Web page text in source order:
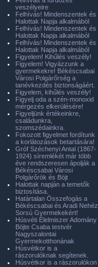
veszélyeire
Felhívás! Mindenszentek és
Halottak Napja alkalmából
Felhívás! Mindenszentek és
Halottak Napja alkalmából
Felhívás! Mindenszentek és
Halottak Napja alkalmából
Figyelem! Kihűlés veszély!
Figyelem! Vigyázzunk a
gyermekekre! Békéscsabai
Városi Polgárőrség a
tanévkezdés biztonságáért.
Figyelem, kihűlés veszély!
Figyelj oda a szén-monoxid
mérgezés elkerülésére!
Figyeljünk értékeinkre,
családunkra,
szomszédainkra.
Fokozott figyelmet fordítunk
a korlátozások betartására!
Gróf Széchenyi Antal (1867-
1924) síremlékét már több
éve rendszeresen ápolják a
Békéscsabai Városi
Polgárőrök és Böjt
Halottak napján a temetők
biztosítása.
Határtalan Összefogás a
Békéscsabai és Aradi Nehéz
Sorsú Gyermekekért!
Húsvéti Élelmiszer Adomány
Böjte Csaba testvér
Nagyszalontai
Gyermekotthonának
Húsvétkor is a
rászorulóknak segítenek.
Húsvétkor is a rászorulókon